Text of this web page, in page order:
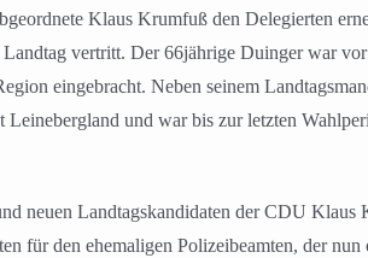
Klaus Krumfuß den Delegierten
vertritt. Der 66jährige Duinger war
eingebracht. Neben seinem
und war bis zur letzten
neuen Landtagskandidaten der CDU Klaus
für den ehemaligen Polizeibeamten, der